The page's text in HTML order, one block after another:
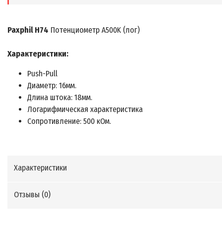
Paxphil H74 Потенциометр A500K (лог)
Характеристики:
Push-Pull
Диаметр: 16мм.
Длина штока: 18мм.
Логарифмическая характеристика
Сопротивление: 500 кОм.
Характеристики
Отзывы (0)